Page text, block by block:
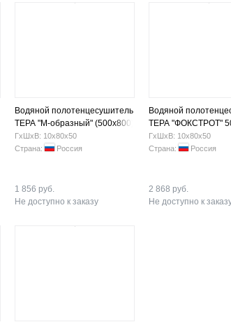
Водяной полотенцесушитель
ТЕРА "М-образный" (500х800)
нар.резьба 3/4"
ГхШхВ: 10х80х50
Страна:
Россия
1 856 руб.
Не доступно к заказу
Водяной
ТЕРА "ФОКСТРОТ"
нар.резьба1"
ГхШхВ: 10х80х50
Страна:
Россия
2 868 руб.
Не доступно к